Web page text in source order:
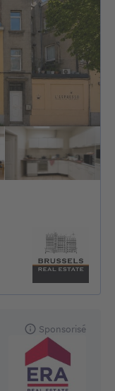
Sponsorisé